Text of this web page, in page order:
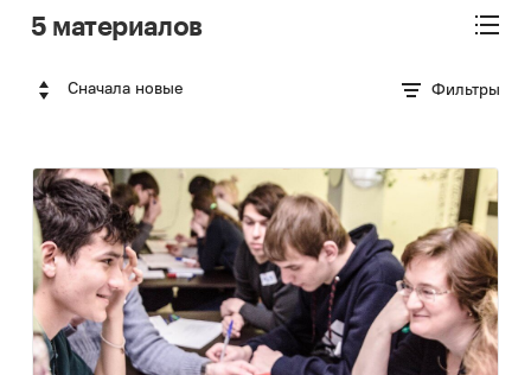
5 материалов
Сначала новые Фильтры